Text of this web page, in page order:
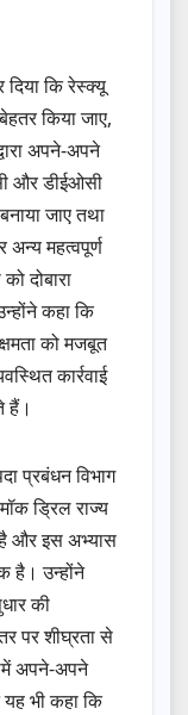
दिया कि रेस्क्यू
किया जाए,
अपने-अपने
और डीईओसी
जाए तथा
महत्वपूर्ण
दोबारा
कहा कि
को मजबूत
कार्रवाई
हैं।
प्रबंधन विभाग
ड्रिल राज्य
है और इस अभ्यास
है। उन्होंने
की
पर शीघ्रता से
अपने-अपने
यह भी कहा कि